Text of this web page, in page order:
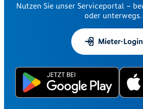
Nutzen Sie unser Serviceportal –
oder unterwegs.
Mieter-Login